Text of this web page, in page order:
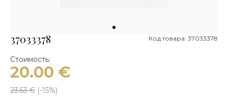
37033378 Код товара: 37033378
Стоимость:
20.00 €
23.53€ (-15%)